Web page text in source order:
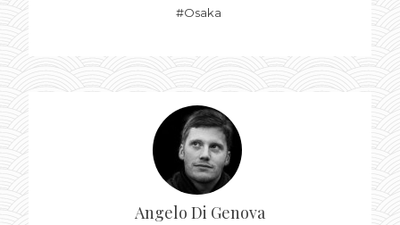
Osaka
Angelo Di Genova